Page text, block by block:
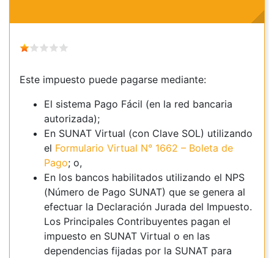
Este impuesto puede pagarse mediante:
El sistema Pago Fácil (en la red bancaria
autorizada);
En SUNAT Virtual (con Clave SOL) utilizando
el Formulario Virtual N° 1662 – Boleta de
Pago; o,
En los bancos habilitados utilizando el NPS
(Número de Pago SUNAT) que se genera al
efectuar la Declaración Jurada del Impuesto.
Los Principales Contribuyentes pagan el
impuesto en SUNAT Virtual o en las
dependencias fijadas por la SUNAT para